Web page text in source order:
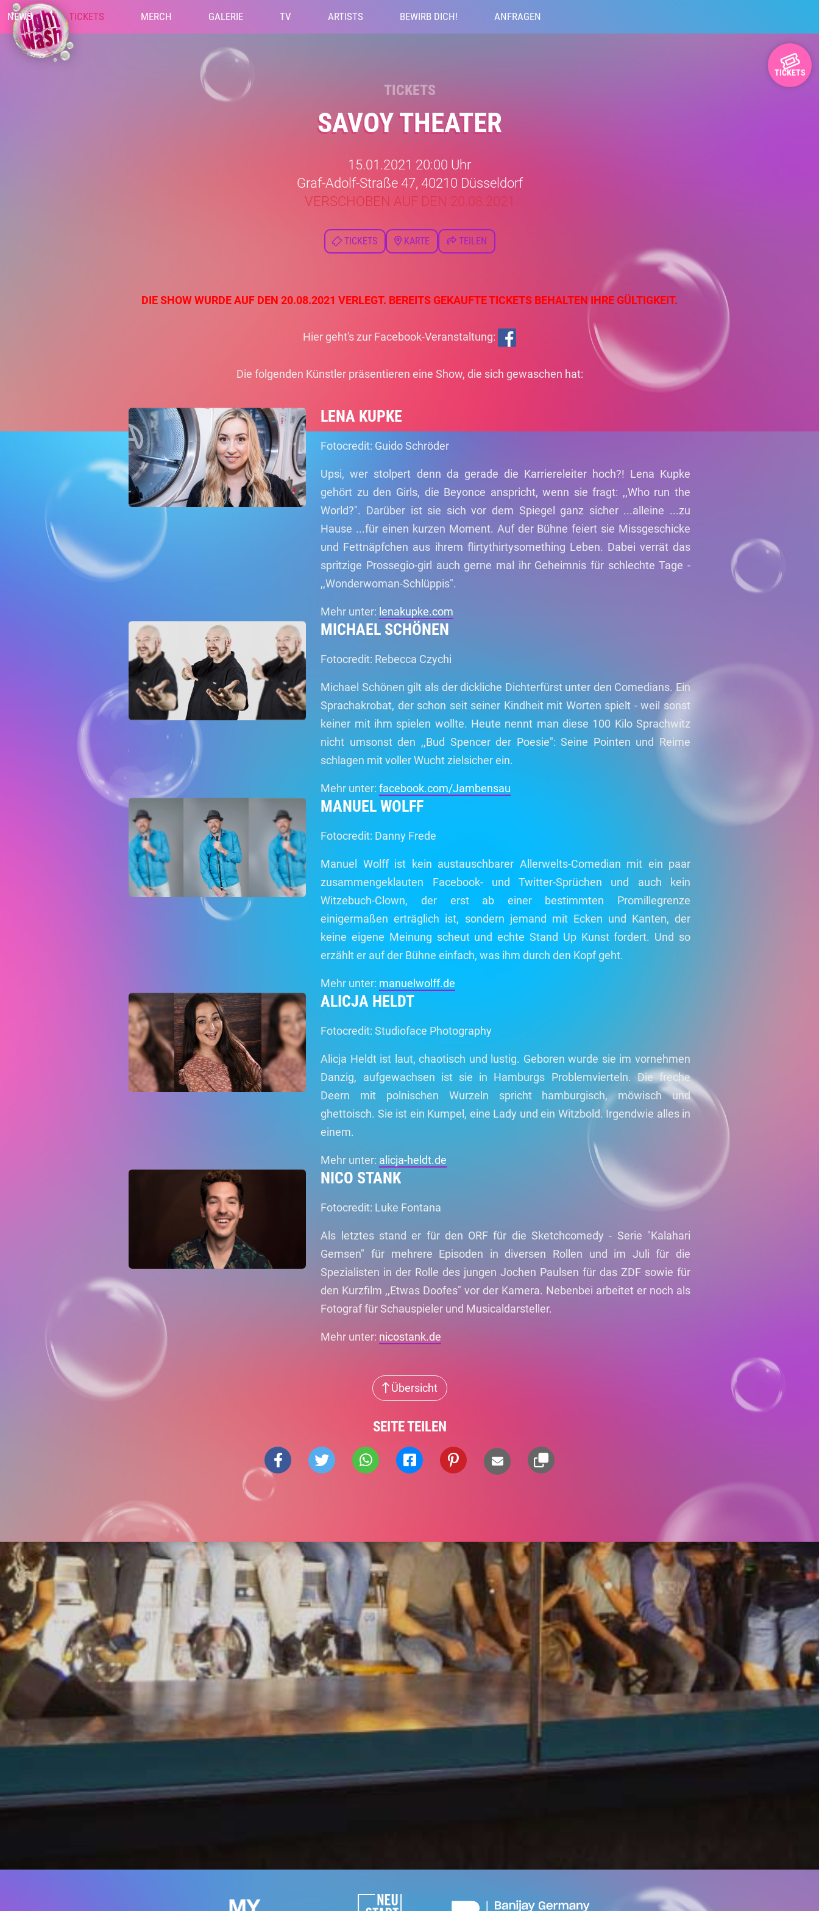
NEWS TICKETS MERCH GALERIE TV ARTISTS BEWIRB DICH! ANFRAGEN
TICKETS
TICKETS
SAVOY THEATER
15.01.2021 20:00 Uhr
Graf-Adolf-Straße 47, 40210 Düsseldorf
VERSCHOBEN AUF DEN 20.08.2021
TICKETS KARTE TEILEN
DIE SHOW WURDE AUF DEN 20.08.2021 VERLEGT. BEREITS GEKAUFTE TICKETS BEHALTEN IHRE GÜLTIGKEIT.
Hier geht's zur Facebook-Veranstaltung:
Die folgenden Künstler präsentieren eine Show, die sich gewaschen hat:
LENA KUPKE
Fotocredit: Guido Schröder
Upsi, wer stolpert denn da gerade die Karriereleiter hoch?! Lena Kupke
gehört zu den Girls, die Beyonce anspricht, wenn sie fragt: ,,Who run the
World?". Darüber ist sie sich vor dem Spiegel ganz sicher ...alleine ...zu
Hause ...für einen kurzen Moment. Auf der Bühne feiert sie Missgeschicke
und Fettnäpfchen aus ihrem flirtythirtysomething Leben. Dabei verrät das
spritzige Prossegio-girl auch gerne mal ihr Geheimnis für schlechte Tage -
,,Wonderwoman-Schlüppis".
Mehr unter: lenakupke.com
MICHAEL SCHÖNEN
Fotocredit: Rebecca Czychi
Michael Schönen gilt als der dickliche Dichterfürst unter den Comedians. Ein
Sprachakrobat, der schon seit seiner Kindheit mit Worten spielt - weil sonst
keiner mit ihm spielen wollte. Heute nennt man diese 100 Kilo Sprachwitz
nicht umsonst den ,,Bud Spencer der Poesie": Seine Pointen und Reime
schlagen mit voller Wucht zielsicher ein.
Mehr unter:facebook.com/Jambensau
MANUEL WOLFF
Fotocredit: Danny Frede
Manuel Wolff ist kein austauschbarer Allerwelts-Comedian mit ein paar
zusammengeklauten Facebook- und Twitter-Sprüchen und auch kein
Witzebuch-Clown, der erst ab einer bestimmten Promillegrenze
einigermaßen erträglich ist, sondern jemand mit Ecken und Kanten, der
keine eigene Meinung scheut und echte Stand Up Kunst fordert. Und so
erzählt er auf der Bühne einfach, was ihm durch den Kopf geht.
Mehr unter: manuelwolff.de
ALICJA HELDT
Fotocredit: Studioface Photography
Alicja Heldt ist laut, chaotisch und lustig. Geboren wurde sie im vornehmen
Danzig, aufgewachsen ist sie in Hamburgs Problemvierteln. Die freche
Deern mit polnischen Wurzeln spricht hamburgisch, möwisch und
ghettoisch. Sie ist ein Kumpel, eine Lady und ein Witzbold. Irgendwie alles in
einem.
Mehr unter: alicja-heldt.de
NICO STANK
Fotocredit: Luke Fontana
Als letztes stand er für den ORF für die Sketchcomedy - Serie "Kalahari
Gemsen" für mehrere Episoden in diversen Rollen und im Juli für die
Spezialisten in der Rolle des jungen Jochen Paulsen für das ZDF sowie für
den Kurzfilm ,,Etwas Doofes" vor der Kamera. Nebenbei arbeitet er noch als
Fotograf für Schauspieler und Musicaldarsteller.
Mehr unter: nicostank.de
Übersicht
SEITE TEILEN